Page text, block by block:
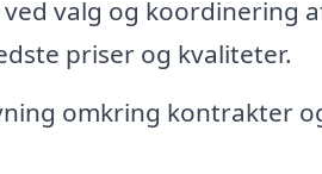
ved valg og koordinering
priser og kvaliteter.
omkring kontrakter